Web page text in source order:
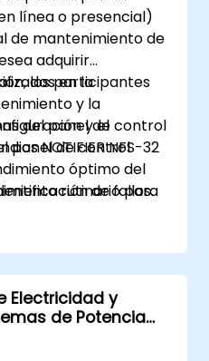
de IA para el
y la detección
línea o presencial)
de mantenimiento de
adquirir
en la
y la
del panel de control
NOTIFIER NFS-32
óptimo del
de fallos.
los participantes
y el
panel de control
rutinario para
las
correctivas para
con rapidez.
Electricidad y
de Potencia